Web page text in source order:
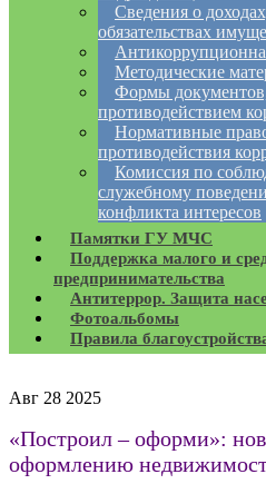
Сведения о
обязательствах
Методические
Формы
противодействием
Нормативные
противодействия
Комиссия по
служебному
конфликта интересов
Памятки ГУ МЧС
Поддержка малого и
предпринимательства
Антитеррор. Защита
Фотоальбомы
Правила
Авг 28 2025
«Построил – оформи»:
оформлению